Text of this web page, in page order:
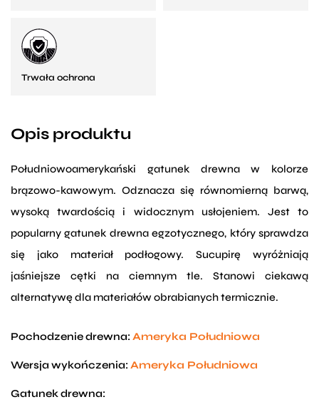
Trwała ochrona
Opis produktu
Południowoamerykański gatunek drewna w kolorze
brązowo-kawowym. Odznacza się równomierną barwą,
wysoką twardością i widocznym usłojeniem. Jest to
popularny gatunek drewna egzotycznego, który sprawdza
się jako materiał podłogowy. Sucupirę wyróżniają
jaśniejsze cętki na ciemnym tle. Stanowi ciekawą
alternatywę dla materiałów obrabianych termicznie.
Pochodzenie drewna: Ameryka Południowa
Wersja wykończenia: Ameryka Południowa
Gatunek drewna: